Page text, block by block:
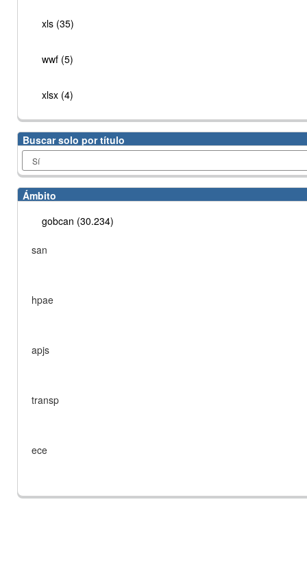
xls (35)
wwf (5)
xlsx (4)
Buscar solo por título
Ámbito
gobcan (30.234)
san
hpae
apjs
transp
ece